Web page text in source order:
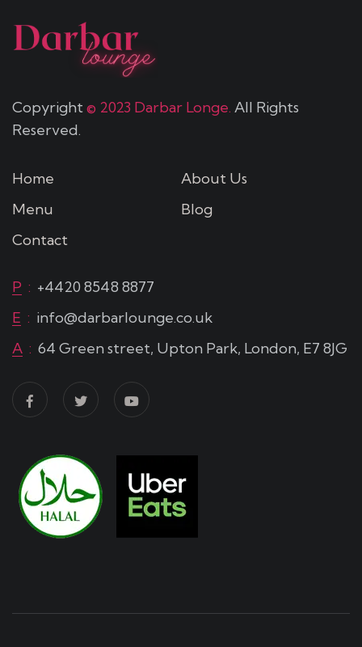
Copyright© 2023 Darbar Longe. All Rights
Reserved.
Home
About Us
Menu
Blog
Contact
P : +4420 8548 8877
E : info@darbarlounge.co.uk
A : 64 Green street, Upton Park, London, E7 8JG